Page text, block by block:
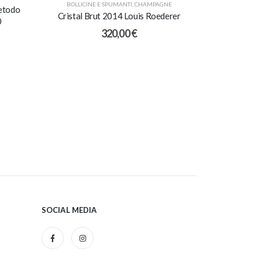
BOLLICINE E SPUMANTI CHAMPAGNE
Cristal Brut 2014 Louis Roederer
320,00€
SOCIAL MEDIA